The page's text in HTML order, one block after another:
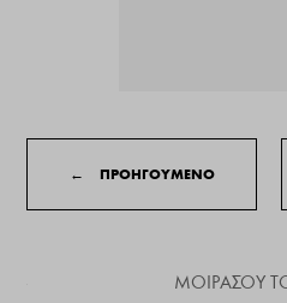
← ΠΡΟΗΓΟΥΜΕΝΟ
ΜΟΙΡΑΣΟΥ